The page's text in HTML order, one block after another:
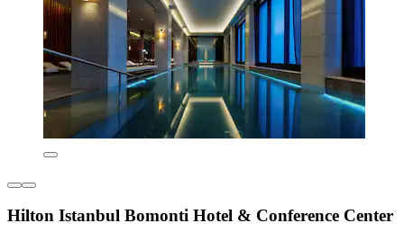
Hilton Istanbul Bomonti Hotel & Conference Center